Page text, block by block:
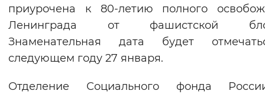
Звуковой ассистент
Воспроизвести Остановить
Вернуть стандартные настройки
приурочена к 80-летию полного
Ленинграда от фашистской
Знаменательная дата будет
следующем году 27 января.
Отделение Социального фонда